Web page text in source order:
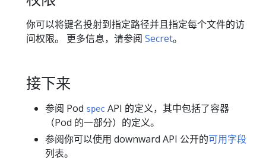
你可以将键名投射到指定路径并且指定每个文件的访
问权限。 更多信息，请参阅 Secret。
接下来
参阅 Pod spec API 的定义，其中包括了容器
（Pod 的一部分）的定义。
参阅你可以使用 downward API 公开的可用字段
列表。